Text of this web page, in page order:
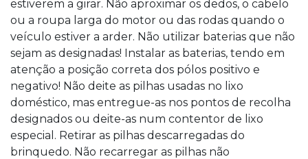
estiverem a girar. Não aproximar os dedos, o cabelo
ou a roupa larga do motor ou das rodas quando o
veículo estiver a arder. Não utilizar baterias que não
sejam as designadas! Instalar as baterias, tendo em
atenção a posição correta dos pólos positivo e
negativo! Não deite as pilhas usadas no lixo
doméstico, mas entregue-as nos pontos de recolha
designados ou deite-as num contentor de lixo
especial. Retirar as pilhas descarregadas do
brinquedo. Não recarregar as pilhas não